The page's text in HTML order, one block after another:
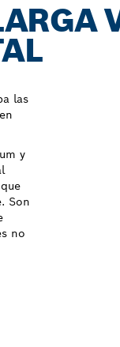
las
y
Son
no